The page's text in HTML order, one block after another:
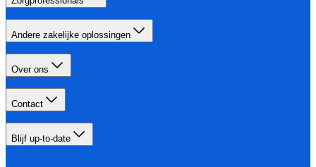
Andere zakelijke oplossingen
Over ons
Contact
Blijf up-to-date